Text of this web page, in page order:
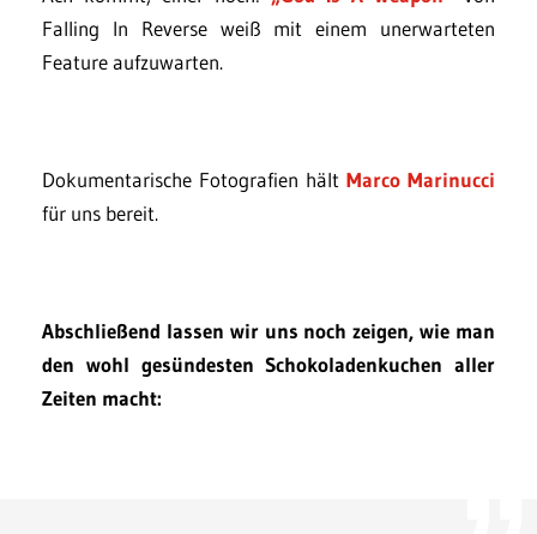
Falling In Reverse weiß mit einem unerwarteten
Feature aufzuwarten.
Dokumentarische Fotografien hält Marco Marinucci
für uns bereit.
Abschließend lassen wir uns noch zeigen, wie man
den wohl gesündesten Schokoladenkuchen aller
Zeiten macht: